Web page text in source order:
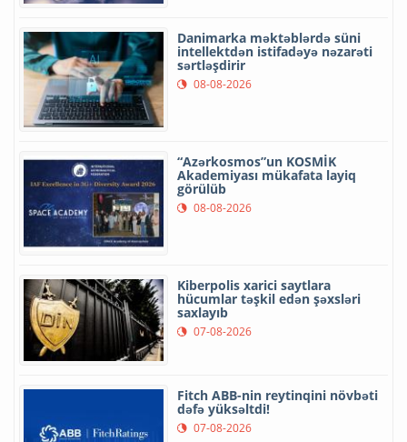
Danimarka məktəblərdə süni
intellektdən istifadəyə nəzarəti
sərtləşdirir
08-08-2026
“Azərkosmos”un KOSMİK
Akademiyası mükafata layiq
görülüb
08-08-2026
Kiberpolis xarici saytlara
hücumlar təşkil edən şəxsləri
saxlayıb
07-08-2026
Fitch ABB-nin reytinqini növbəti
dəfə yüksəltdi!
07-08-2026